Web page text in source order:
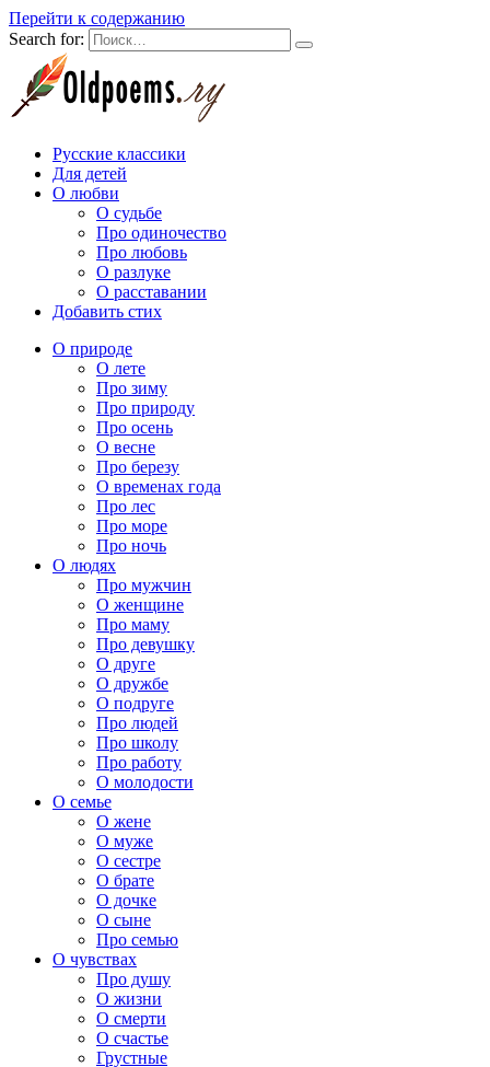
Перейти к содержанию
Search for:
Русские классики
Для детей
О любви
О судьбе
Про одиночество
Про любовь
О разлуке
О расставании
Добавить стих
О природе
О лете
Про зиму
Про природу
Про осень
О весне
Про березу
О временах года
Про лес
Про море
Про ночь
О людях
Про мужчин
О женщине
Про маму
Про девушку
О друге
О дружбе
О подруге
Про людей
Про школу
Про работу
О молодости
О семье
О жене
О муже
О сестре
О брате
О дочке
О сыне
Про семью
О чувствах
Про душу
О жизни
О смерти
О счастье
Грустные